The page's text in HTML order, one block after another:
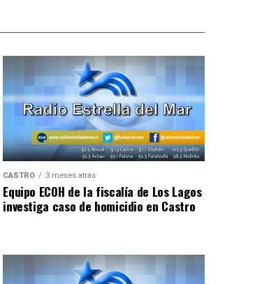
CASTRO 3 meses atrás
Equipo ECOH de la fiscalía de Los Lagos
investiga caso de homicidio en Castro